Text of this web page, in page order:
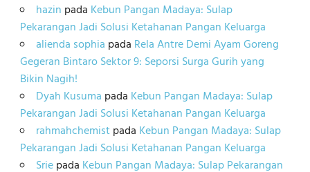
hazin pada Kebun Pangan Madaya: Sulap
Pekarangan Jadi Solusi Ketahanan Pangan Keluarga
alienda sophia pada Rela Antre Demi Ayam Goreng
Gegeran Bintaro Sektor 9: Seporsi Surga Gurih yang
Bikin Nagih!
Dyah Kusuma pada Kebun Pangan Madaya: Sulap
Pekarangan Jadi Solusi Ketahanan Pangan Keluarga
rahmahchemistpada Kebun Pangan Madaya: Sulap
Pekarangan Jadi Solusi Ketahanan Pangan Keluarga
Sriepada Kebun Pangan Madaya: Sulap Pekarangan